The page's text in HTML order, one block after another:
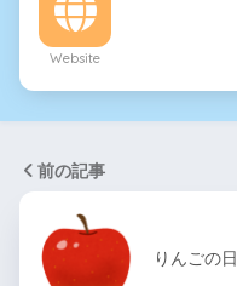
Website
前の記事
りんごの日